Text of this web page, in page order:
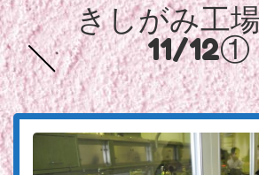
きしがみ工
11/12①